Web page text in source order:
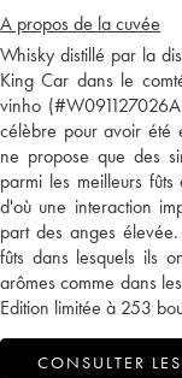
A propos de la cuvée
Whisky distillé par la
King Car dans le
vinho
célèbre pour avoir été
ne propose que des
parmi les meilleurs
d'où une interaction
part des anges
fûts dans lesquels ils
arômes comme dans
Edition limitée à 253
CONSULTER